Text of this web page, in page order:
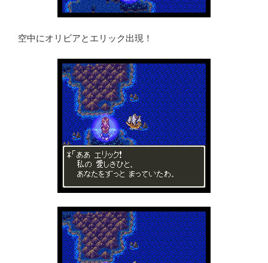
空中にオリビアとエリック出現！